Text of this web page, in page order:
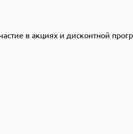
в акциях и дисконтной